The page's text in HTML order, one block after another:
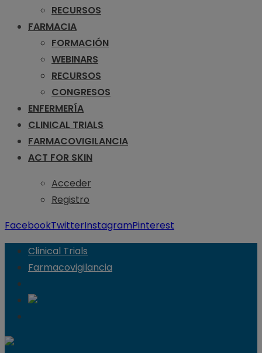
RECURSOS
FARMACIA
FORMACIÓN
WEBINARS
RECURSOS
CONGRESOS
ENFERMERÍA
CLINICAL TRIALS
FARMACOVIGILANCIA
ACT FOR SKIN
Acceder
Registro
FacebookTwitterInstagramPinterest
Clinical Trials
Farmacovigilancia